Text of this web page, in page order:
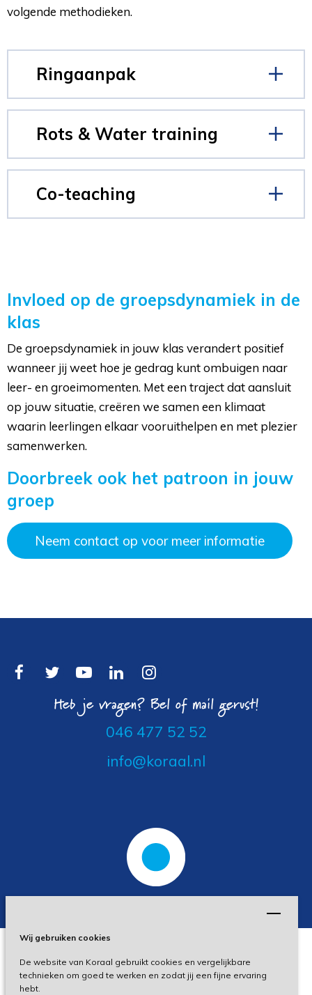
Wij gebruiken cookies
De website van Koraal gebruikt cookies en vergelijkbare
technieken om goed te werken en zodat jij een fijne ervaring
hebt.
volgende methodieken.
Ringaanpak
Rots & Water training
Co-teaching
Invloed op de groepsdynamiek in de
klas
De groepsdynamiek in jouw klas verandert positief
wanneer jij weet hoe je gedrag kunt ombuigen naar
leer- en groeimomenten. Met een traject dat aansluit
op jouw situatie, creëren we samen een klimaat
waarin leerlingen elkaar vooruithelpen en met plezier
samenwerken.
Doorbreek ook het patroon in jouw
groep
Neem contact op voor meer informatie
Heb je vragen? Bel of mail gerust!
046 477 52 52
info@koraal.nl
Privacy